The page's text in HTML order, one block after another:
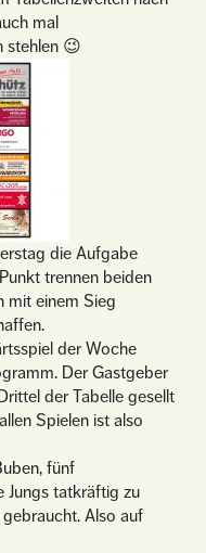
mal
stehlen 😉
die Aufgabe
trennen beiden
mit einem Sieg
der Woche
Der Gastgeber
der Tabelle gesellt
Spielen ist also
fünf
Jungs tatkräftig zu
Also auf